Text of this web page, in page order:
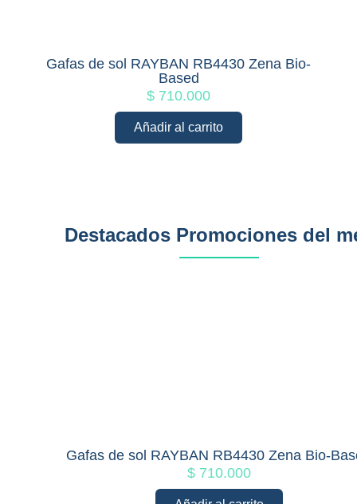
Gafas de sol RAYBAN RB4430 Zena Bio-
Based
$ 710.000
Añadir al carrito
Destacados Promociones del
Gafas de sol RAYBAN RB4430 Zena Bio-
$710.000